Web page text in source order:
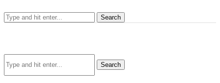
Search
Search